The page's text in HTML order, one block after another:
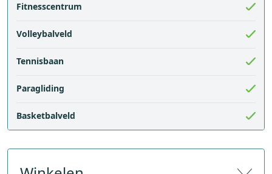
Fitnesscentrum
Volleybalveld
Tennisbaan
Paragliding
Basketbalveld